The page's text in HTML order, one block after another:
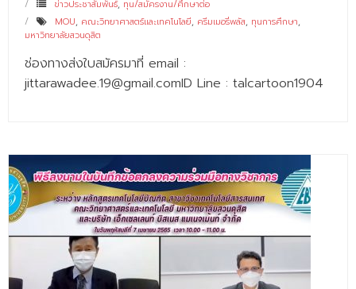
ข่าว
- ข่าวประชาสัมพันธ์
- กิจกรรม
วารสารคณะ
ผลงานคณะ
- ฐานข้อมูลงานวิจัย
- การจัดการความรู้ (KM Scitech)
ข่าวประชาสัมพันธ์, ทุน/สมัครงาน/ศึกษาต่อ
MOU, คณะวิทยาศาสตร์และเทคโนโลยี, ครีมเมอรี่พลัส, ทุนการศึกษา,
มหาวิทยาลัยสวนดุสิต
ช่องทางส่งใบสมัครมาที่ email :
jittarawadee.19@gmail.comID Line : talcartoon1904